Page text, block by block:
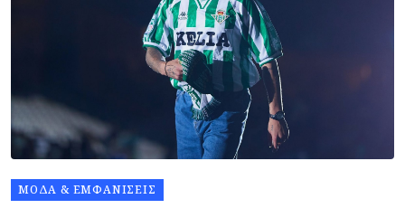
ΜΌΔΑ & ΕΜΦΑΝΊΣΕΙΣ